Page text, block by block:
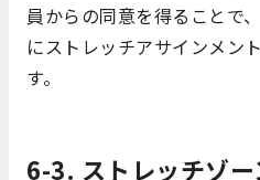
員からの同意を得ることで
にストレッチアサインメン
す。
6-3. ストレッチゾ